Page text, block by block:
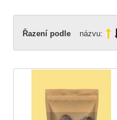
Řazení podle názvu: